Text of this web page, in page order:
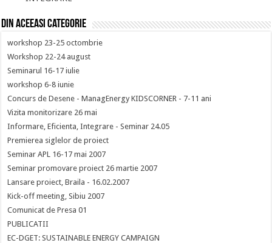
Din aceeasi categorie
workshop 23-25 octombrie
Workshop 22-24 august
Seminarul 16-17 iulie
workshop 6-8 iunie
Concurs de Desene - ManagEnergy KIDSCORNER - 7-11 ani
Vizita monitorizare 26 mai
Informare, Eficienta, Integrare - Seminar 24.05
Premierea siglelor de proiect
Seminar APL 16-17 mai 2007
Seminar promovare proiect 26 martie 2007
Lansare proiect, Braila - 16.02.2007
Kick-off meeting, Sibiu 2007
Comunicat de Presa 01
PUBLICATII
EC-DGET: SUSTAINABLE ENERGY CAMPAIGN